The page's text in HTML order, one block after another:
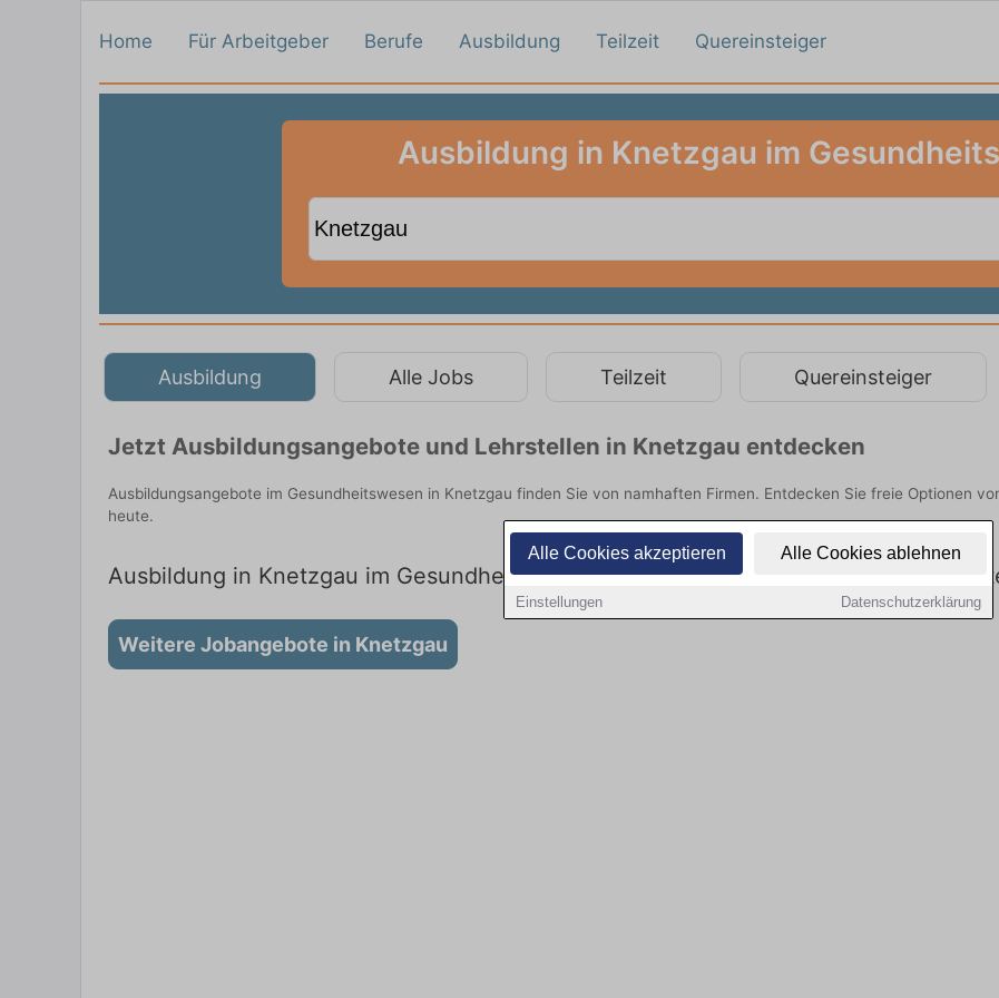
Alle Cookies akzeptieren Alle Cookies ablehnen
Einstellungen Datenschutzerklärung
Home Für Arbeitgeber Berufe Ausbildung Teilzeit Quereinsteiger
Ausbildung in Knetzgau im
Ausbildung Alle Jobs Teilzeit Quereinsteiger
Jetzt Ausbildungsangebote und Lehrstellen in Knetzgau entdecken
Ausbildungsangebote im Gesundheitswesen in Knetzgau finden Sie von namhaften Firmen. Entdecken Sie freie Optionen
heute.
Ausbildung in Knetzgau im Gesundheitswesen: Aktuell gibt es keine
Weitere Jobangebote in Knetzgau